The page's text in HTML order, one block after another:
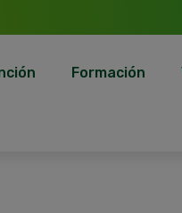
Formación